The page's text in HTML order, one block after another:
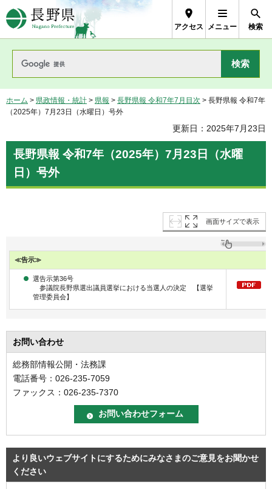
長野県Nagano Prefecture
アクセス メニュー 検索
ホーム > 県政情報・統計 > 県報 > 長野県報 令和7年7月目次 > 長野県報 令和7年
（2025年）7月23日（水曜日）号外
更新日：2025年7月23日
長野県報 令和7年（2025年）7月23日（水曜
日）号外
画面サイズで表示
≪告示≫
選告示第36号
参議院長野県選出議員選挙における当選人の決定 【選挙
管理委員会】
お問い合わせ
総務部情報公開・法務課
電話番号：026-235-7059
ファックス：026-235-7370
より良いウェブサイトにするためにみなさまのご意見をお聞かせ
ください